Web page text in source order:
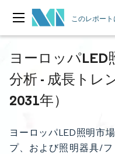
このレポー
ヨーロッパLED
分析 - 成長トレ
2031年）
ヨーロッパLED照明市
プ、および照明器具/